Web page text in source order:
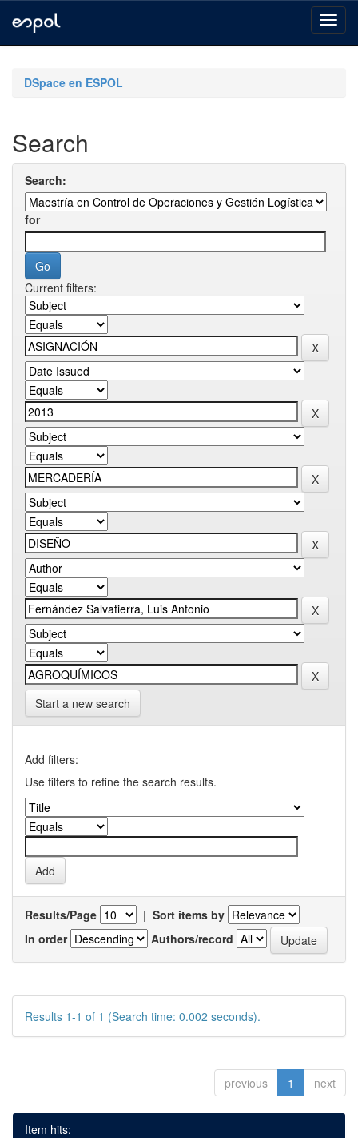
navigationDSpace en ESPOL
Search
Search:
for
Current filters:
Start a new search
Add filters:
Use filters to refine the search results.
Results/Page | Sort items by
In order
Authors/record
Results 1-1 of 1 (Search time: 0.002 seconds).
previous 1 next
Item hits: